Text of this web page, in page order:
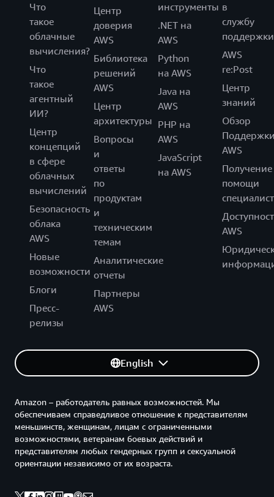
Что
такое
облачные
вычисления?
Что
такое
агентный
ИИ?
Центр
концепций
в сфере
облачных
вычислений
Безопасность
облака
AWS
Новые
возможности
Блоги
Пресс-
релизы
Центр
доверия
AWS
Библиотека
решений
AWS
Центр
архитектуры
Вопросы
и
ответы
по
продуктам
и
техническим
темам
Аналитические
отчеты
Партнеры
AWS
инструменты
.NET на
AWS
Python
на AWS
Java на
AWS
PHP на
AWS
JavaScript
на AWS
в
службу
поддержки
AWS
re:Post
Центр
знаний
Обзор
AWS
Получение
помощи
AWS
English
Amazon – работодатель равных возможностей. Мы
обеспечиваем справедливое отношение к представителям
меньшинств, женщинам, лицам с ограниченными
возможностями, ветеранам боевых действий и
представителям любых гендерных групп и сексуальной
ориентации независимо от их возраста.